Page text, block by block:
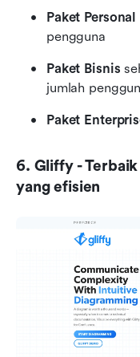
Paket Personal
pengguna
Paket Bisnis
jumlah
Paket
6. Gliffy -
yang efisien